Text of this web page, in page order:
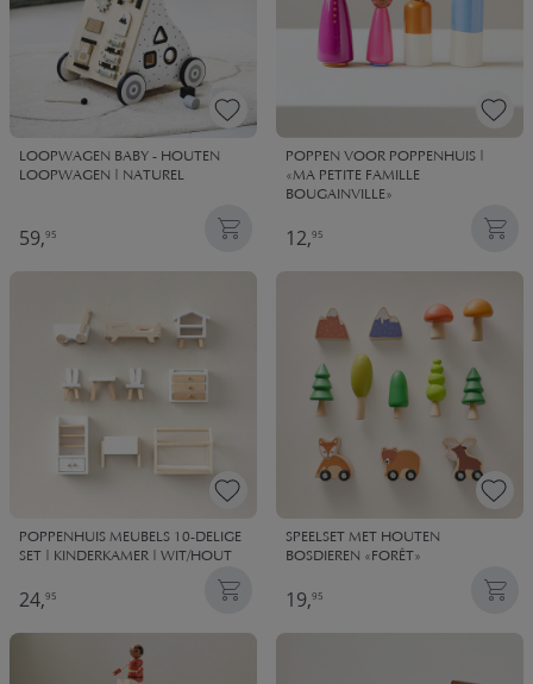
LOOPWAGEN BABY - HOUTEN
LOOPWAGEN | NATUREL
59,95
POPPEN VOOR POPPENHUIS |
«MA PETITE FAMILLE
BOUGAINVILLE»
12,95
POPPENHUIS MEUBELS 10-DELIGE
SET | KINDERKAMER | WIT/HOUT
24,95
SPEELSET MET HOUTEN
BOSDIEREN «FORÊT»
19,95